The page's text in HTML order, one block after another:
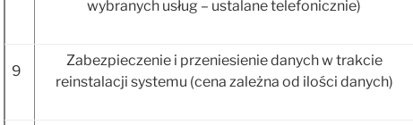
wybranych usług – ustalane telefonicznie)
9
Zabezpieczenie i przeniesienie danych w trakcie
reinstalacji systemu (cena zależna od ilości danych)